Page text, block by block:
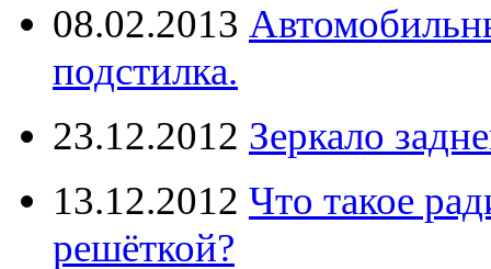
08.02.2013
подстилка.
23.12.2012 Зеркало
13.12.2012 Что такое
решёткой?